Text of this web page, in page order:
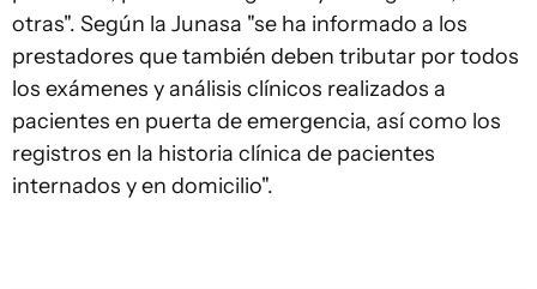
otras". Según la Junasa "se ha informado a los
prestadores que también deben tributar por todos
los exámenes y análisis clínicos realizados a
pacientes en puerta de emergencia, así como los
registros en la historia clínica de pacientes
internados y en domicilio".